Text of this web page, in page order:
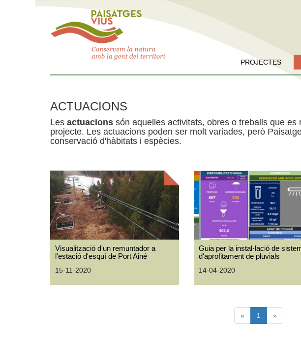
PROJECTES
ACTUACIONS
Les actuacions són aquelles activitats, obres o treballs que es
projecte. Les actuacions poden ser molt variades, però
conservació d'hàbitats i espècies.
Visualització d'un remuntador a
l'estació d'esquí de Port Ainé
15-11-2020
Guia per la instal·lació de
d'aprofitament de pluvials
14-04-2020
« 1 »